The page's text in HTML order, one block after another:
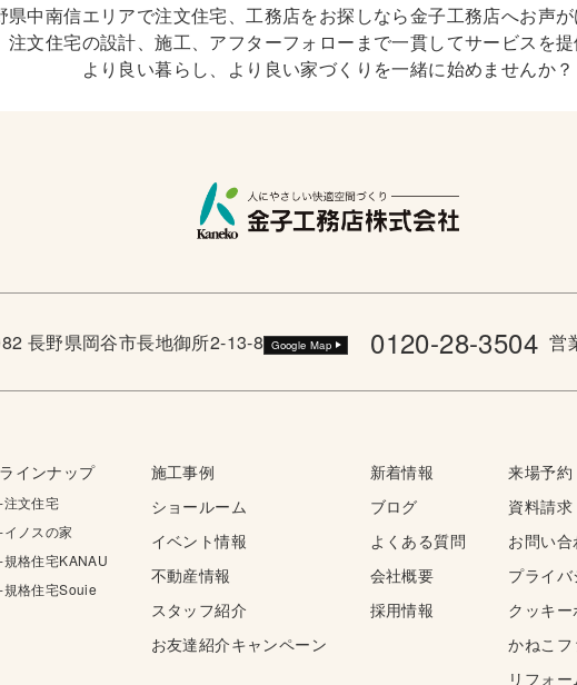
県中南信エリアで注文住宅、工務店をお探しなら金子工務店へお声が
注文住宅の設計、施工、アフターフォローまで一貫してサービスを提
より良い暮らし、より良い家づくりを一緒に始めませんか？
長野県岡谷市長地御所2-13-8 Google Map 0120-28-3504 営
ラインナップ
-注文住宅
-イノスの家
-規格住宅KANAU
-規格住宅Souie
施工事例
ショールーム
イベント情報
不動産情報
スタッフ紹介
お友達紹介キャンペーン
新着情報
ブログ
よくある質問
会社概要
採用情報
来場予約
資料請求
お問い合
プライ
クッキ
かねこフ
リフォ